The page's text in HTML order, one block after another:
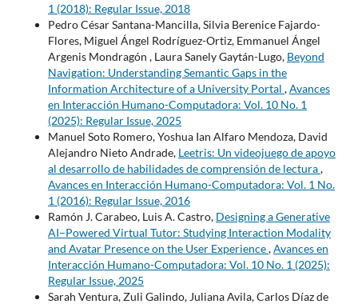
1 (2018): Regular Issue, 2018
Pedro César Santana-Mancilla, Silvia Berenice Fajardo-
Flores, Miguel Ángel Rodríguez-Ortiz, Emmanuel Ángel
Argenis Mondragón , Laura Sanely Gaytán-Lugo, Beyond
Navigation: Understanding Semantic Gaps in the
Information Architecture of a University Portal ,Avances
en Interacción Humano-Computadora: Vol. 10 No. 1
(2025): Regular Issue, 2025
Manuel Soto Romero, Yoshua Ian Alfaro Mendoza, David
Alejandro Nieto Andrade, Leetris: Un videojuego de apoyo
al desarrollo de habilidades de comprensión de lectura,
Avances en Interacción Humano-Computadora: Vol. 1 No.
1 (2016): Regular Issue, 2016
Ramón J. Carabeo, Luis A. Castro, Designing a Generative
AI–Powered Virtual Tutor: Studying Interaction Modality
and Avatar Presence on the User Experience,Avances en
Interacción Humano-Computadora: Vol. 10 No. 1 (2025):
Regular Issue, 2025
Sarah Ventura, Zuli Galindo, Juliana Avila, Carlos Díaz de